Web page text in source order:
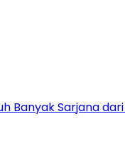
Banyak Sarjana